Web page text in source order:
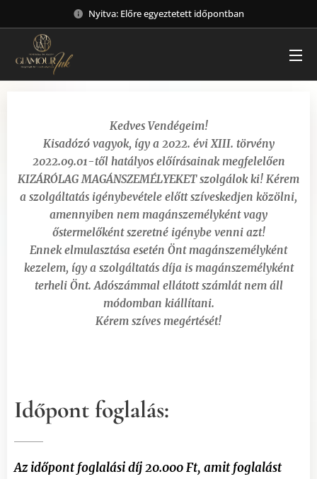
Nyitva: Előre egyeztetett időpontban
Kedves Vendégeim!
Kisadózó vagyok, így a 2022. évi XIII. törvény
2022.09.01-től hatályos előírásainak megfelelően
KIZÁRÓLAG MAGÁNSZEMÉLYEKET szolgálok ki! Kérem
a szolgáltatás igénybevétele előtt szíveskedjen közölni,
amennyiben nem magánszemélyként vagy
őstermelőként szeretné igénybe venni azt!
Ennek elmulasztása esetén Önt magánszemélyként
kezelem, így a szolgáltatás díja is magánszemélyként
terheli Önt. Adószámmal ellátott számlát nem áll
módomban kiállítani.
Kérem szíves megértését!
Időpont foglalás:
Az időpont foglalási díj 20.000 Ft, amit foglalást